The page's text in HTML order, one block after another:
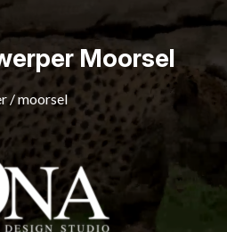
Moorsel
/moorsel